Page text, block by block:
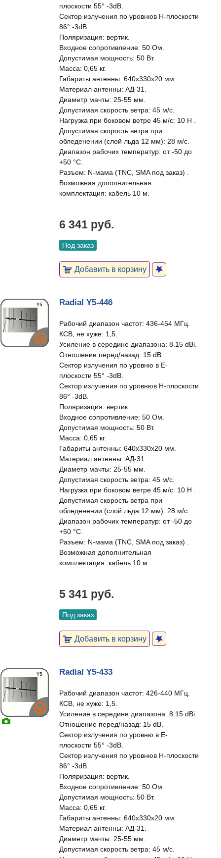
плоскости 55° -3dB.
Сектор излучения по уровнюв Н-плоскости
86° -3dB.
Поляризация: вертик.
Входное сопротивление: 50 Ом.
Допустимая мощность: 50 Вт.
Масса: 0,65 кг.
Габариты антенны: 640х330х20 мм.
Материал антенны: АД-31.
Диаметр мачты: 25-55 мм.
Допустимая скорость ветра: 45 м/c.
Нагрузка при боковом ветре 45 м/c: 10 H .
Допустимая скорость ветра при
обледенении (слой льда 12 мм): 28 м/c.
Диапазон рабочих температур: от -50 до
+50 °С.
Разъем: N-мама (TNC, SMA под заказ) .
Возможная дополнительная
комплектация: кабель 10 м.
6 341 руб.
Под заказ
Добавить в корзину
Radial Y5-446
Рабочий диапазон частот: 436-454 МГц.
КСВ, не хуже: 1,5.
Усиление в середине диапазона: 8.15 dBi.
Отношение перед/назад: 15 dB.
Сектор излучения по уровню в Е-
плоскости 55° -3dB.
Сектор излучения по уровнюв Н-плоскости
86° -3dB.
Поляризация: вертик.
Входное сопротивление: 50 Ом.
Допустимая мощность: 50 Вт.
Масса: 0,65 кг.
Габариты антенны: 640х330х20 мм.
Материал антенны: АД-31.
Диаметр мачты: 25-55 мм.
Допустимая скорость ветра: 45 м/c.
Нагрузка при боковом ветре 45 м/c: 10 H .
Допустимая скорость ветра при
обледенении (слой льда 12 мм): 28 м/c.
Диапазон рабочих температур: от -50 до
+50 °С.
Разъем: N-мама (TNC, SMA под заказ) .
Возможная дополнительная
комплектация: кабель 10 м.
5 341 руб.
Под заказ
Добавить в корзину
Radial Y5-433
Рабочий диапазон частот: 426-440 МГц.
КСВ, не хуже: 1,5.
Усиление в середине диапазона: 8.15 dBi.
Отношение перед/назад: 15 dB.
Сектор излучения по уровню в Е-
плоскости 55° -3dB.
Сектор излучения по уровнюв Н-плоскости
86° -3dB.
Поляризация: вертик.
Входное сопротивление: 50 Ом.
Допустимая мощность: 50 Вт.
Масса: 0,65 кг.
Габариты антенны: 640х330х20 мм.
Материал антенны: АД-31.
Диаметр мачты: 25-55 мм.
Допустимая скорость ветра: 45 м/c.